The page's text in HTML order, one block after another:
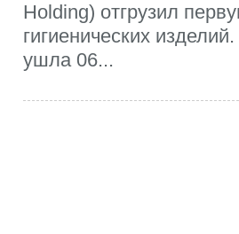
Holding) отгрузил
гигиенических
ушла 06...